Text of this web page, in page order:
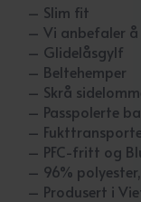
– Slim fit
– Vi anbefaler å
– Glidelåsgylf
– Beltehemper
– Skrå
– Passpolerte
–
– PFC-fritt og
– 96%
– Produsert i